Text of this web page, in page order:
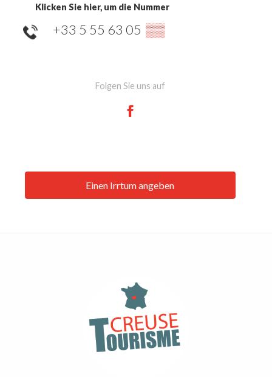
Klicken Sie hier, um die Nummer
+33 5 55 63 05 ▒▒
Folgen Sie uns auf
Einen Irrtum angeben